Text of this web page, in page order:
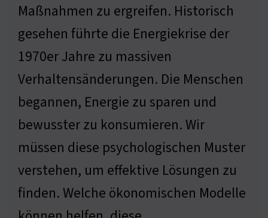
Maßnahmen zu ergreifen. Historisch
gesehen führte die Energiekrise der
1970er Jahre zu massiven
Verhaltensänderungen. Die Menschen
begannen, Energie zu sparen und
bewusster zu konsumieren. Wir
müssen diese psychologischen Muster
verstehen, um effektive Lösungen zu
finden. Welche ökonomischen Modelle